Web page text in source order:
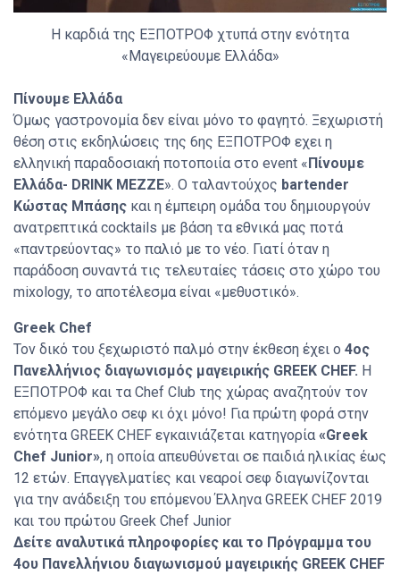
Η καρδιά της ΕΞΠΟΤΡΟΦ χτυπά στην ενότητα
«Μαγειρεύουμε Ελλάδα»
Πίνουμε Ελλάδα
Όμως γαστρονομία δεν είναι μόνο το φαγητό. Ξεχωριστή
θέση στις εκδηλώσεις της 6ης ΕΞΠΟΤΡΟΦ εχει η
ελληνική παραδοσιακή ποτοποιία στο event «Πίνουμε
Ελλάδα- DRINK MEZZE». Ο ταλαντούχος bartender
Κώστας Μπάσης και η έμπειρη ομάδα του δημιουργούν
ανατρεπτικά cocktails με βάση τα εθνικά μας ποτά
«παντρεύοντας» το παλιό με το νέο. Γιατί όταν η
παράδοση συναντά τις τελευταίες τάσεις στο χώρο του
mixology, το αποτέλεσμα είναι «μεθυστικό».
Greek Chef
Τον δικό του ξεχωριστό παλμό στην έκθεση έχει ο 4ος
Πανελλήνιος διαγωνισμός μαγειρικής GREEK CHEF. Η
ΕΞΠΟΤΡΟΦ και τα Chef Club της χώρας αναζητούν τον
επόμενο μεγάλο σεφ κι όχι μόνο! Για πρώτη φορά στην
ενότητα GREEK CHEF εγκαινιάζεται κατηγορία «Greek
Chef Junior», η οποία απευθύνεται σε παιδιά ηλικίας έως
12 ετών. Επαγγελματίες και νεαροί σεφ διαγωνίζονται
για την ανάδειξη του επόμενου Έλληνα GREEK CHEF 2019
και του πρώτου Greek Chef Junior
Δείτε αναλυτικά πληροφορίες και το Πρόγραμμα του
4ου Πανελλήνιου διαγωνισμού μαγειρικής GREEK CHEF